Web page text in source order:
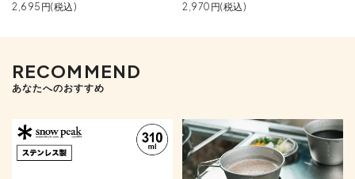
2,695円(税込)
2,970円(税込)
RECOMMEND
あなたへのおすすめ